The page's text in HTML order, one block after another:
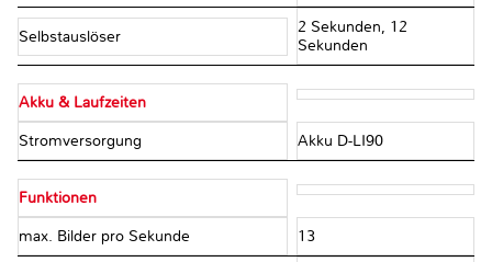
Selbstauslöser
2 Sekunden, 12
Sekunden
Akku & Laufzeiten
Stromversorgung Akku D-LI90
Funktionen
max. Bilder pro Sekunde 13